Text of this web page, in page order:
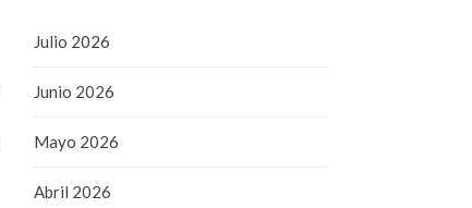
Julio 2026
Junio 2026
Mayo 2026
Abril 2026